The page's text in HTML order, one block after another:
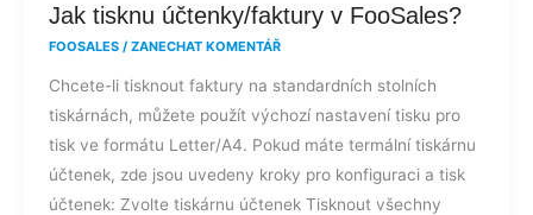
Jak tisknu účtenky/faktury v FooSales?
FOOSALES / ZANECHAT KOMENTÁŘ
Chcete-li tisknout faktury na standardních stolních
tiskárnách, můžete použít výchozí nastavení tisku pro
tisk ve formátu Letter/A4. Pokud máte termální tiskárnu
účtenek, zde jsou uvedeny kroky pro konfiguraci a tisk
účtenek: Zvolte tiskárnu účtenek Tisknout všechny
Jak
tisknu